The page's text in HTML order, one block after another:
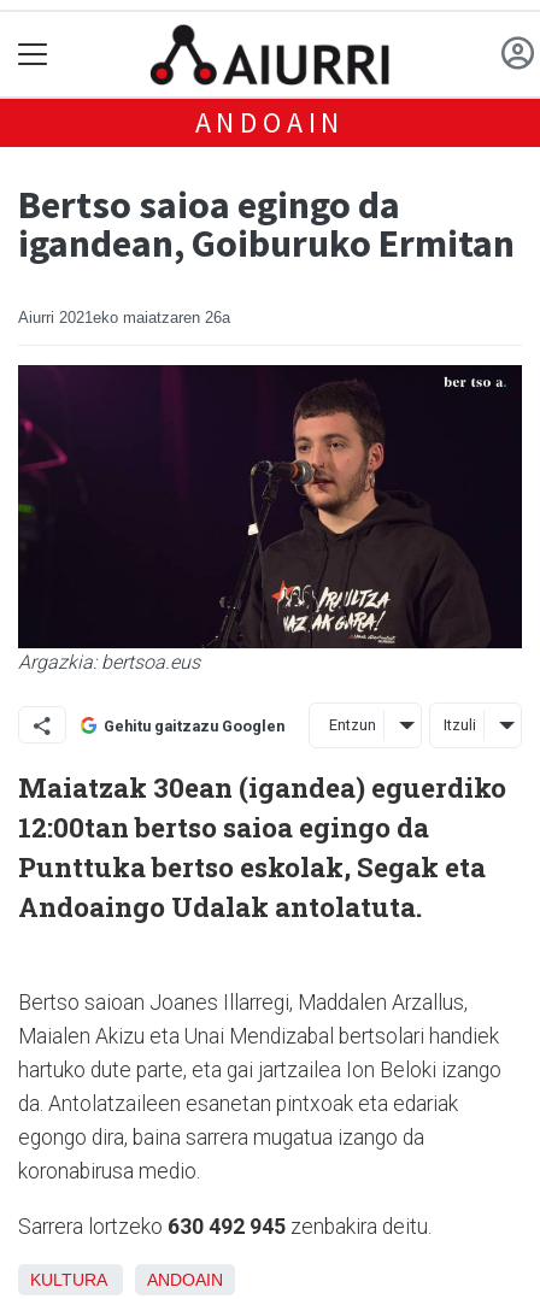
ANDOAIN
Bertso saioa egingo da
igandean, Goiburuko Ermitan
Aiurri 2021eko maiatzaren 26a
Argazkia: bertsoa.eus
Gehitu gaitzazu Googlen Entzun Itzuli
Maiatzak 30ean (igandea) eguerdiko
12:00tan bertso saioa egingo da
Punttuka bertso eskolak, Segak eta
Andoaingo Udalak antolatuta.
Bertso saioan Joanes Illarregi, Maddalen Arzallus,
Maialen Akizu eta Unai Mendizabal bertsolari handiek
hartuko dute parte, eta gai jartzailea Ion Beloki izango
da. Antolatzaileen esanetan pintxoak eta edariak
egongo dira, baina sarrera mugatua izango da
koronabirusa medio.
Sarrera lortzeko 630 492 945 zenbakira deitu.
KULTURA ANDOAIN